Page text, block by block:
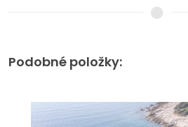
Podobné položky: